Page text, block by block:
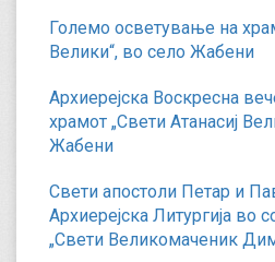
Големо осветување на
Велики“, во село Жабени
Архиерејска Воскресна
храмот „Свети Атанасиј
Жабени
Свети апостоли Петар и
Архиерејска Литургија во
„Свети Великомаченик